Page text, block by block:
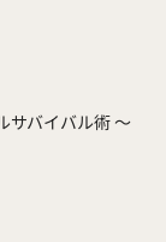
サバイバル術 〜